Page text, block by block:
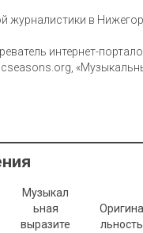
журналистики в
интернет-
Музыкал
ьная
выразите
Оригина
льность